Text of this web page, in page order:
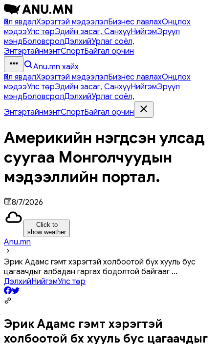
Үйл явдалХэрэгтэй мэдээлэлБизнес лавлахОнцлох
мэдээУлс төрЭдийн засаг, СанхүүНийгэмЭрүүл
мэндБоловсролДэлхийУрлаг соёл,
ЭнтэртайнмэнтСпортБайгал орчин
Anu.mn хайх
Үйл явдалХэрэгтэй мэдээлэлБизнес лавлахОнцлох
мэдээУлс төрЭдийн засаг, СанхүүНийгэмЭрүүл
мэндБоловсролДэлхийУрлаг соёл,
ЭнтэртайнмэнтСпортБайгал орчин
Америкийн нэгдсэн улсад
суугаа Монголчуудын
мэдээллийн портал.
8/7/2026
Click to
show weather
Anu.mn
Эрик Адамс гэмт хэрэгтэй холбоотой бүх хууль бус
цагаачдыг албадан гаргах бодолтой байгааг ...
ДэлхийНийгэмУлс төр
Эрик Адамс гэмт хэрэгтэй
холбоотой бүх хууль бус цагаачдыг